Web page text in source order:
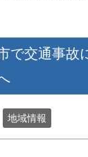
で交通事故
地域情報